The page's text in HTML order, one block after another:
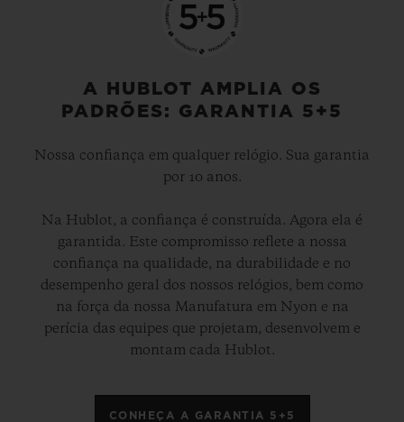
A HUBLOT AMPLIA OS
PADRÕES: GARANTIA 5+5
Nossa confiança em qualquer relógio. Sua garantia
por 10 anos.
Na Hublot, a confiança é construída. Agora ela é
garantida. Este compromisso reflete a nossa
confiança na qualidade, na durabilidade e no
desempenho geral dos nossos relógios, bem como
na força da nossa Manufatura em Nyon e na
perícia das equipes que projetam, desenvolvem e
montam cada Hublot.
CONHEÇA A GARANTIA 5+5